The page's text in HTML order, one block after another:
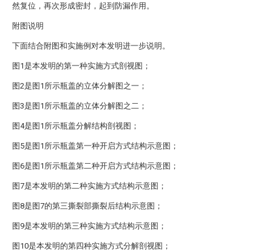
然复位，再次形成密封，起到防漏作用。
附图说明
下面结合附图和实施例对本发明进一步说明。
图1是本发明的第一种实施方式剖视图；
图2是图1所示瓶盖的立体分解图之一；
图3是图1所示瓶盖的立体分解图之二；
图4是图1所示瓶盖分解结构剖视图；
图5是图1所示瓶盖第一种开启方式结构示意图；
图6是图1所示瓶盖第二种开启方式结构示意图；
图7是本发明的第二种实施方式结构示意图；
图8是图7的第三撕裂部撕裂后结构示意图；
图9是本发明的第三种实施方式结构示意图；
图10是本发明的第四种实施方式分解剖视图；